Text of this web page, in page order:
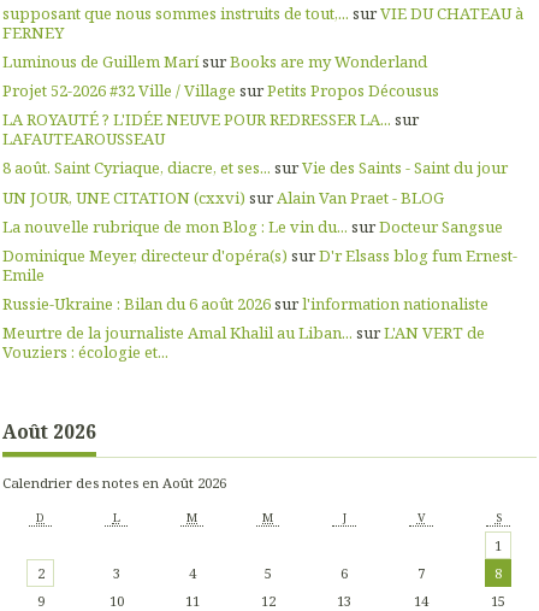
supposant que nous sommes instruits de tout,... surVIE DU CHATEAU à
FERNEY
Luminous de Guillem MarísurBooks are my Wonderland
Projet 52-2026 #32 Ville / Village surPetits Propos Décousus
LA ROYAUTÉ ? L'IDÉE NEUVE POUR REDRESSER LA... sur
LAFAUTEAROUSSEAU
8 août. Saint Cyriaque, diacre, et ses... surVie des Saints - Saint du jour
UN JOUR, UNE CITATION (cxxvi) sur Alain Van Praet - BLOG
La nouvelle rubrique de mon Blog : Le vin du... surDocteur Sangsue
Dominique Meyer, directeur d'opéra(s) surD'r Elsass blog fum Ernest-
Emile
Russie-Ukraine : Bilan du 6 août 2026surl'information nationaliste
Meurtre de la journaliste Amal Khalil au Liban... surL'AN VERT de
Vouziers : écologie et...
Août 2026
Calendrier des notes en Août 2026
D L M M J V S
1
2
3 4 5 6 7
8
9
10 11 12 13 14 15